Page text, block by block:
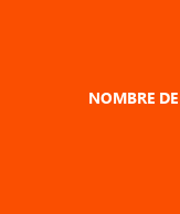
NOMBRE